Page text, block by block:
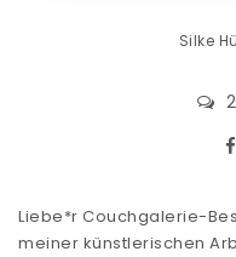
Silke
Liebe*r Couchgalerie-
meiner künstlerischen